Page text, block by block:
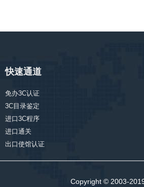
快速通道
免办3C认证
3C目录鉴定
进口3C程序
进口通关
出口使馆认证
Copyright © 2003-